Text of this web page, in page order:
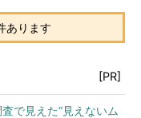
あります
[PR]
で見えた“見えないム